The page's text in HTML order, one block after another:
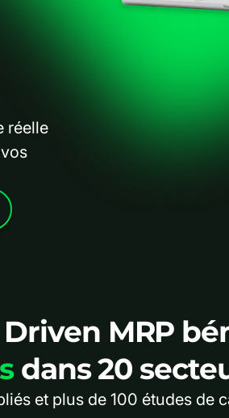
réelle
MRP
dans 20
et plus de 100 études de